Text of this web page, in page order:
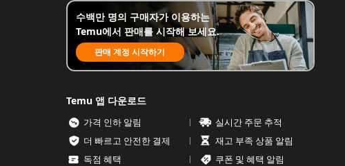
수백만 명의 구매자가 이용하는
Temu에서 판매를 시작해 보세요.
판매 계정 시작하기
Temu 앱 다운로드
가격 인하 알림
실시간 주문 추적
더 빠르고 안전한 결제
재고 부족 상품 알림
독점 혜택
쿠폰 및 혜택 알림